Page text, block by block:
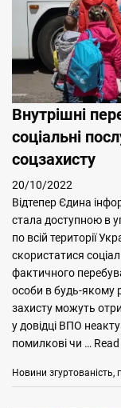
Внутрішні
соціальні
соцзахисту
20/10/2022
Відтепер Єдина
стала доступною в
по всій території
скористатися
фактичного
особи в будь-якому
захисту можуть
у довідці ВПО
помилкові чи …
Categories
Новини Tags
згуртованість,